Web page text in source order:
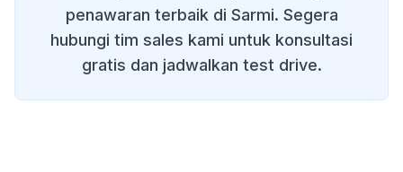
penawaran terbaik di Sarmi. Segera
hubungi tim sales kami untuk konsultasi
gratis dan jadwalkan test drive.